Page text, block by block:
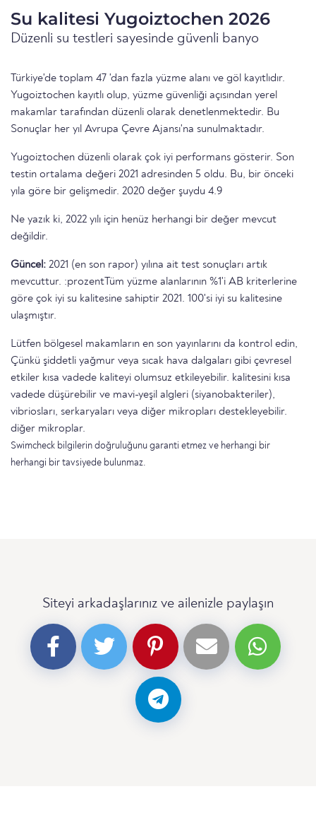
Su kalitesi Yugoiztochen 2026
Düzenli su testleri sayesinde güvenli banyo
Türkiye'de toplam 47 'dan fazla yüzme alanı ve göl kayıtlıdır.
Yugoiztochen kayıtlı olup, yüzme güvenliği açısından yerel
makamlar tarafından düzenli olarak denetlenmektedir. Bu
Sonuçlar her yıl Avrupa Çevre Ajansı'na sunulmaktadır.
Yugoiztochen düzenli olarak çok iyi performans gösterir. Son
testin ortalama değeri 2021 adresinden 5 oldu. Bu, bir önceki
yıla göre bir gelişmedir. 2020 değer şuydu 4.9
Ne yazık ki, 2022 yılı için henüz herhangi bir değer mevcut
değildir.
Güncel: 2021 (en son rapor) yılına ait test sonuçları artık
mevcuttur. :prozentTüm yüzme alanlarının %1'i AB kriterlerine
göre çok iyi su kalitesine sahiptir 2021. 100'si iyi su kalitesine
ulaşmıştır.
Lütfen bölgesel makamların en son yayınlarını da kontrol edin,
Çünkü şiddetli yağmur veya sıcak hava dalgaları gibi çevresel
etkiler kısa vadede kaliteyi olumsuz etkileyebilir. kalitesini kısa
vadede düşürebilir ve mavi-yeşil algleri (siyanobakteriler),
vibriosları, serkaryaları veya diğer mikropları destekleyebilir.
diğer mikroplar.
Swimcheck bilgilerin doğruluğunu garanti etmez ve herhangi bir
herhangi bir tavsiyede bulunmaz.
Siteyi arkadaşlarınız ve ailenizle paylaşın